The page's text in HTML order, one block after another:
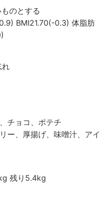
のとする
BMI21.70(-0.3) 体脂肪
れ
チョコ、ポテチ
ー、厚揚げ、味噌汁、アイ
残り5.4kg